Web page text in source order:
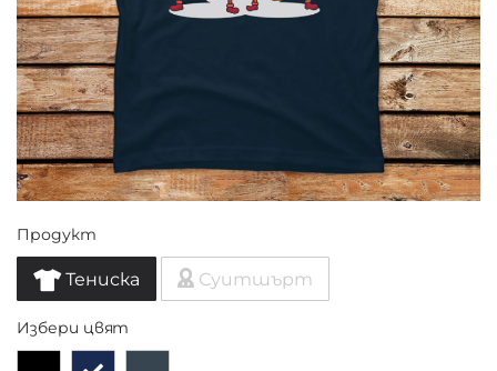
Продукт
Тениска Суитшърт
Избери цвят